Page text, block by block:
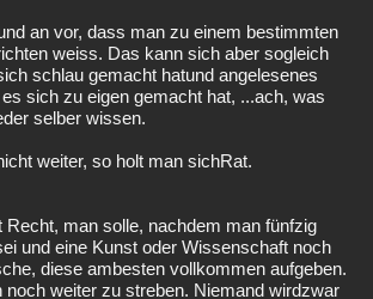
an vor, dass man zu einem bestimmten
weiss. Das kann sich aber sogleich
schlau gemacht hatund angelesenes
sich zu eigen gemacht hat, ...ach, was
selber wissen.
weiter, so holt man sichRat.
Recht, man solle, nachdem man fünfzig
und eine Kunst oder Wissenschaft noch
diese ambesten vollkommen aufgeben.
noch weiter zu streben. Niemand wirdzwar